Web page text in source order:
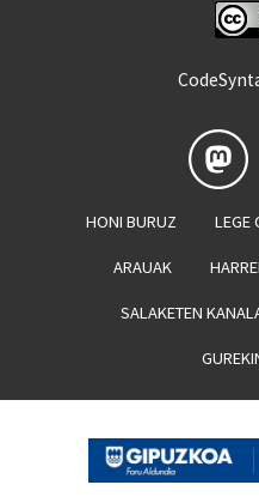
HONI BURUZ LEGE
ARAUAK
SALAKETEN